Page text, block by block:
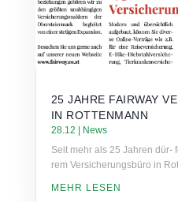
25 JAHRE FAIRWAY
IN ROTTENMANN
28.12 | News
Seit mehr als 25 Jahren dür-
rem Versicherungsbüro in
MEHR LESEN